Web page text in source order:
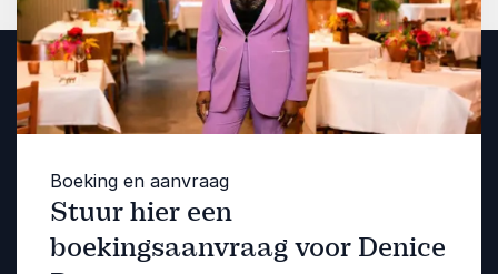
Boeking en aanvraag
Stuur hier een
boekingsaanvraag voor Denice